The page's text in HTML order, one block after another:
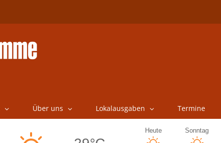
Über uns Lokalausgaben Termine